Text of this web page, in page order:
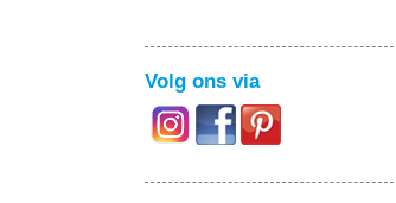
Volg ons via